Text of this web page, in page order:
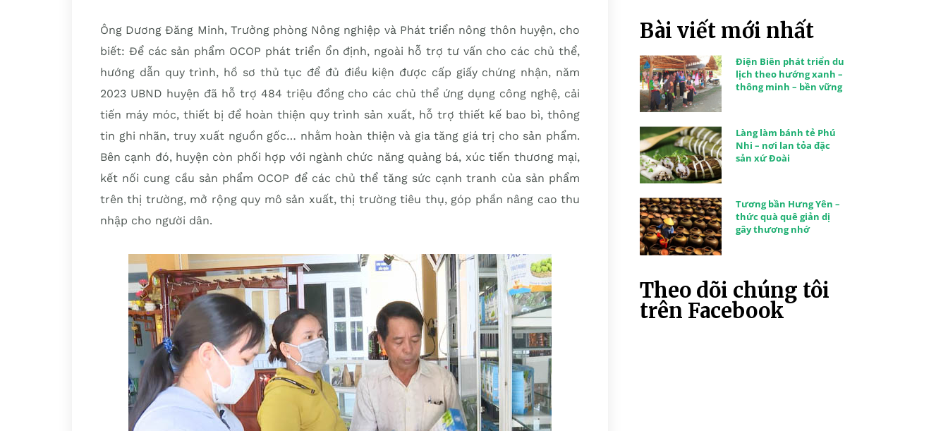
Ông Dương Đăng Minh, Trưởng phòng Nông nghiệp và Phát triển nông thôn huyện, cho
biết: Để các sản phẩm OCOP phát triển ổn định, ngoài hỗ trợ tư vấn cho các chủ thể,
hướng dẫn quy trình, hồ sơ thủ tục để đủ điều kiện được cấp giấy chứng nhận, năm
2023 UBND huyện đã hỗ trợ 484 triệu đồng cho các chủ thể ứng dụng công nghệ, cải
tiến máy móc, thiết bị để hoàn thiện quy trình sản xuất, hỗ trợ thiết kế bao bì, thông
tin ghi nhãn, truy xuất nguồn gốc… nhằm hoàn thiện và gia tăng giá trị cho sản phẩm.
Bên cạnh đó, huyện còn phối hợp với ngành chức năng quảng bá, xúc tiến thương mại,
kết nối cung cầu sản phẩm OCOP để các chủ thể tăng sức cạnh tranh của sản phẩm
trên thị trường, mở rộng quy mô sản xuất, thị trường tiêu thụ, góp phần nâng cao thu
nhập cho người dân.
Bài viết mới nhất
Điện Biên phát triển du
lịch theo hướng xanh –
thông minh – bền vững
Làng làm bánh tẻ Phú
Nhi – nơi lan tỏa đặc
sản xứ Đoài
Tương bần Hưng Yên –
thức quà quê giản dị
gây thương nhớ
Theo dõi chúng tôi
trên Facebook